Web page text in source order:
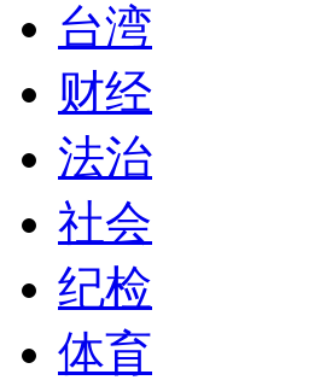
台湾
财经
法治
社会
纪检
体育